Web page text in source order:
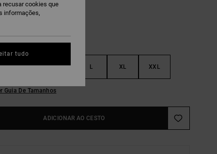
S M L XL XXL
Guia De Tamanhos
ADICIONAR AO CESTO
recusar cookies que
informações,
tudo